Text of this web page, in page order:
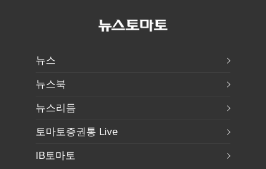
뉴스
뉴스북
뉴스리듬
토마토증권통 Live
IB토마토